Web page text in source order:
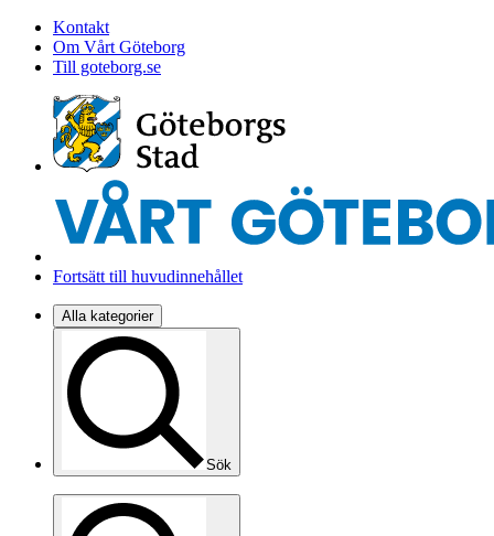
Kontakt
Om Vårt Göteborg
Till goteborg.se
Fortsätt till huvudinnehållet
Alla kategorier
Sök